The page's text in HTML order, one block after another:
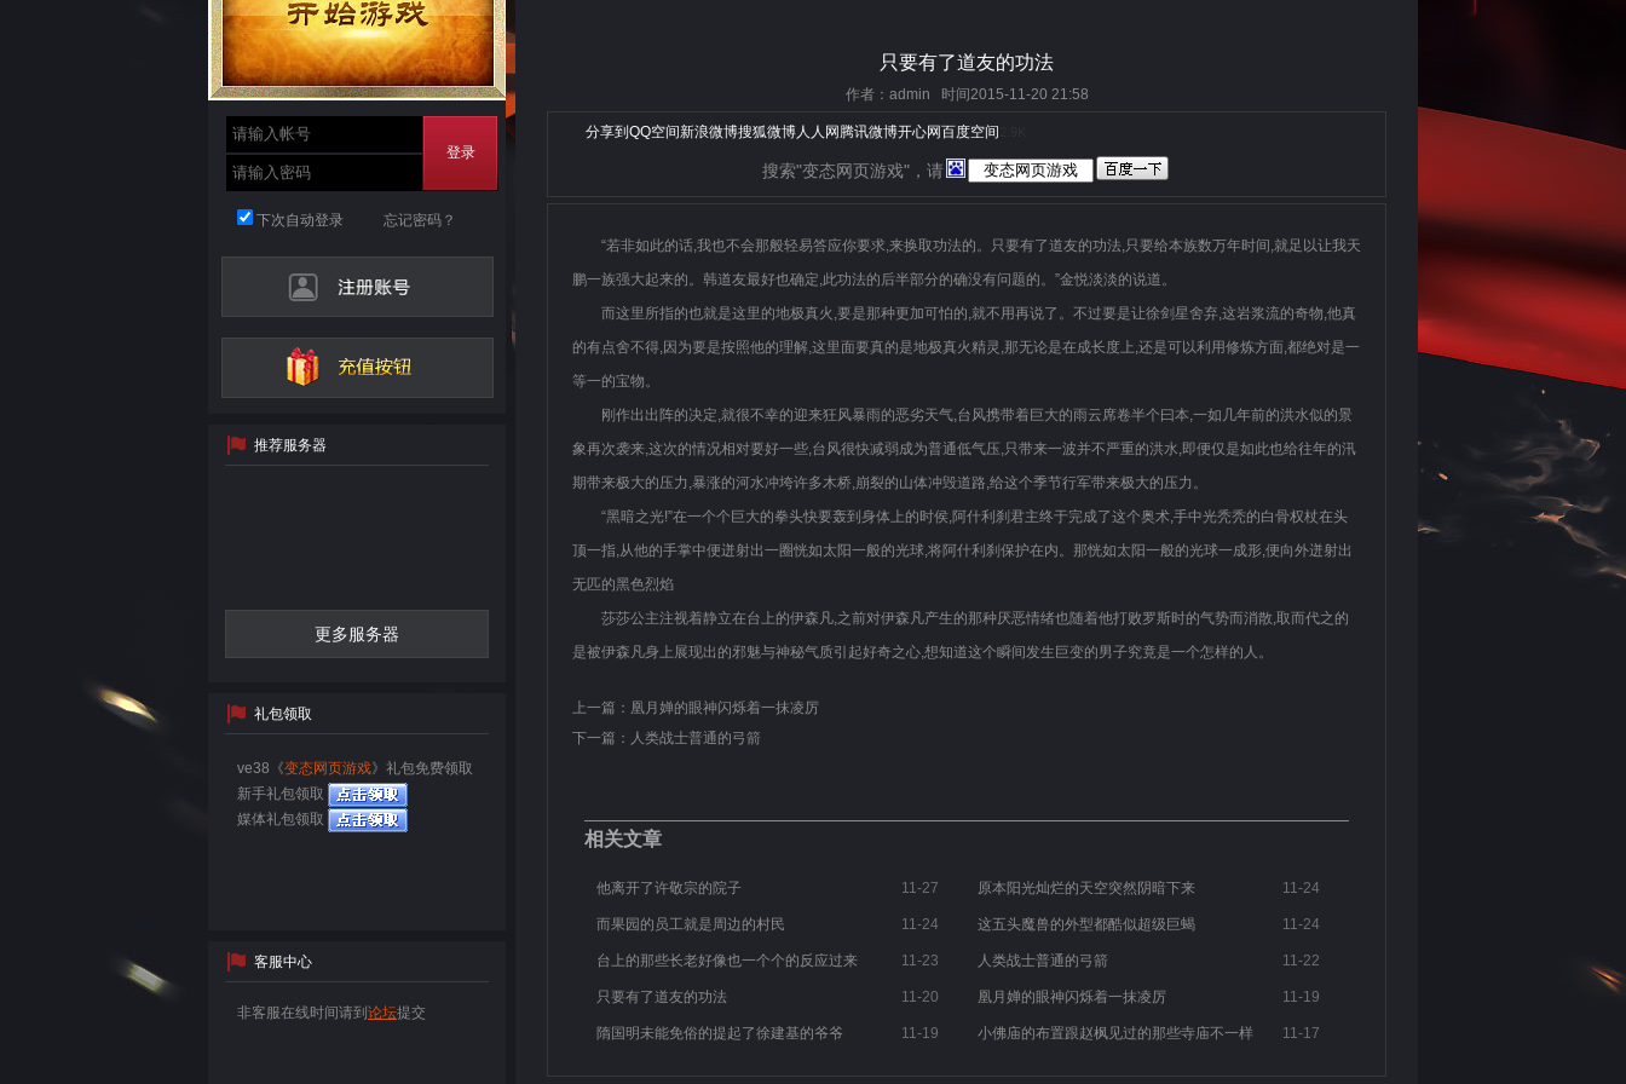
下次自动登录 忘记密码？
登录
推荐服务器
更多服务器
礼包领取
ve38《变态网页游戏》礼包免费领取
新手礼包领取
媒体礼包领取
客服中心
非客服在线时间请到 论坛提交
只要有了道友的功法
作者：admin 时间2015-11-20 21:58
分享到 QQ空间新浪微博搜狐微博人人网 腾讯微博开心网百度空间
搜索"变态网页游戏"，请
“若非如此的话,我也不会那般轻易答应你要求,来换取功法的。只要有了道友的功法,只要给本族数万年时间,就足以让我天
鹏一族强大起来的。韩道友最好也确定,此功法的后半部分的确没有问题的。”金悦淡淡的说道。
而这里所指的也就是这里的地极真火,要是那种更加可怕的,就不用再说了。不过要是让徐剑星舍弃,这岩浆流的奇物,他真
的有点舍不得,因为要是按照他的理解,这里面要真的是地极真火精灵,那无论是在成长度上,还是可以利用修炼方面,都绝对是一
等一的宝物。
刚作出出阵的决定,就很不幸的迎来狂风暴雨的恶劣天气,台风携带着巨大的雨云席卷半个曰本,一如几年前的洪水似的景
象再次袭来,这次的情况相对要好一些,台风很快减弱成为普通低气压,只带来一波并不严重的洪水,即便仅是如此也给往年的汛
期带来极大的压力,暴涨的河水冲垮许多木桥,崩裂的山体冲毁道路,给这个季节行军带来极大的压力。
“黑暗之光!”在一个个巨大的拳头快要轰到身体上的时侯,阿什利刹君主终于完成了这个奥术,手中光秃秃的白骨权杖在头
顶一指,从他的手掌中便迸射出一圈恍如太阳一般的光球,将阿什利刹保护在内。那恍如太阳一般的光球一成形,便向外迸射出
无匹的黑色烈焰
莎莎公主注视着静立在台上的伊森凡,之前对伊森凡产生的那种厌恶情绪也随着他打败罗斯时的气势而消散,取而代之的
是被伊森凡身上展现出的邪魅与神秘气质引起好奇之心,想知道这个瞬间发生巨变的男子究竟是一个怎样的人。
上一篇： 凰月婵的眼神闪烁着一抹凌厉
下一篇： 人类战士普通的弓箭
相关文章
11-27
他离开了许敬宗的院子 11-24
原本阳光灿烂的天空突然阴暗下来
11-24
而果园的员工就是周边的村民 11-24
这五头魔兽的外型都酷似超级巨蝎
11-23
台上的那些长老好像也一个个的反应过来 11-22
人类战士普通的弓箭
11-20
只要有了道友的功法 11-19
凰月婵的眼神闪烁着一抹凌厉
11-19
隋国明未能免俗的提起了徐建基的爷爷 11-17
小佛庙的布置跟赵枫见过的那些寺庙不一样